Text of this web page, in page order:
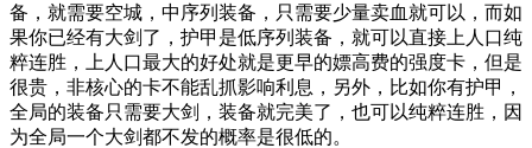
备，就需要空城，中序列装备，只需要少量卖血就可以，而如
果你已经有大剑了，护甲是低序列装备，就可以直接上人口纯
粹连胜，上人口最大的好处就是更早的嫖高费的强度卡，但是
很贵，非核心的卡不能乱抓影响利息，另外，比如你有护甲，
全局的装备只需要大剑，装备就完美了，也可以纯粹连胜，因
为全局一个大剑都不发的概率是很低的。